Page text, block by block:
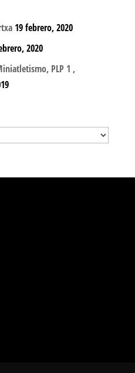
19 febrero, 2020
2020
PLP 1 ,